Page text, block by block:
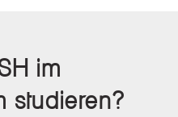
im
studieren?